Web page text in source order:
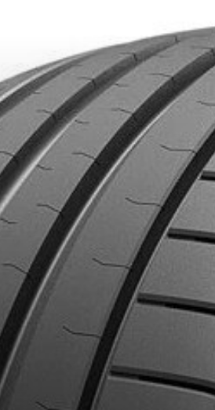
DE 500$ AVANT TAXES.PLUS D'INFO